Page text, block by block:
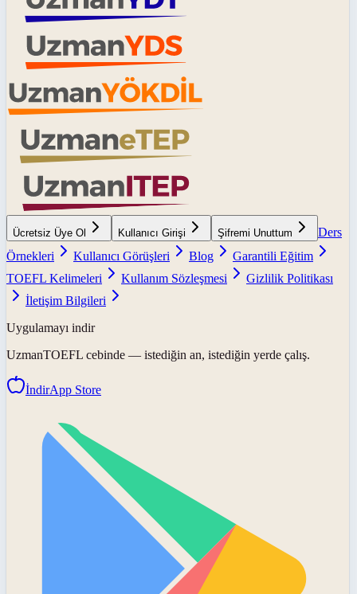
Ücretsiz Üye Ol Kullanıcı Girişi Şifremi Unuttum
Ders
Örnekleri
Kullanıcı Görüşleri Blog
Garantili Eğitim
TOEFL Kelimeleri
Kullanım Sözleşmesi
Gizlilik Politikası
İletişim Bilgileri
Uygulamayı indir
UzmanTOEFL cebinde — istediğin an, istediğin yerde çalış.
İndirApp Store